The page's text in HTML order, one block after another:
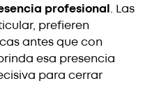
profesional. Las
prefieren
antes que con
esa presencia
para cerrar